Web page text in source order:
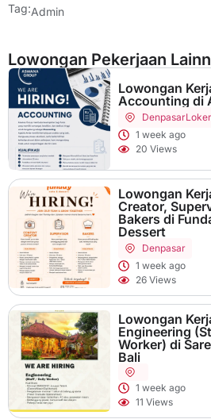
Tag:Admin
Lowongan Pekerjaan
Lowongan
Accounting di
Denpasar
1 week ago
20 Views
Lowongan
Creator,
Bakers di
Dessert
Denpasar
1 week ago
26 Views
Lowongan
Engineering
Worker) di
Bali
1 week ago
11 Views